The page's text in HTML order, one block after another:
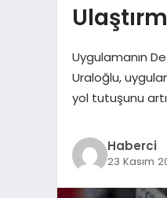
Uygulamanın
Uraloğlu,
yol tutuşunu
Haberci
23 Kasım